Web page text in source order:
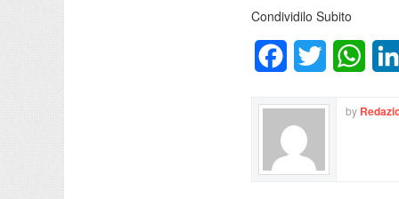
Condividilo Subito
FacebookTwitter
by